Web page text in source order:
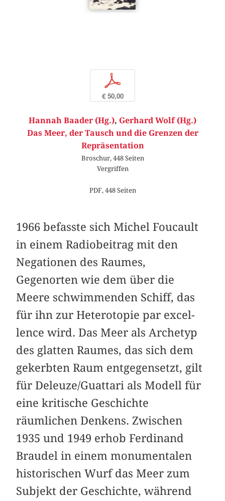
p
€ 50,00
Hannah Baader (Hg.), Gerhard Wolf (Hg.)
Das Meer, der Tausch und die Grenzen der
Repräsentation
Broschur, 448 Seiten
Vergriffen
PDF, 448 Seiten
1966 befasste sich Michel Foucault
in einem Radiobeitrag mit den
Negationen des Raumes,
Gegenorten wie dem über die
Meere schwimmenden Schiff, das
für ihn zur Heterotopie par excel­
lence wird. Das Meer als Archetyp
des glatten Raumes, das sich dem
gekerbten Raum entgegensetzt, gilt
für Deleuze/Guattari als Modell für
eine kritische Geschichte
räumlichen Denkens. Zwischen
1935 und 1949 erhob Ferdinand
Braudel in einem monumentalen
historischen Wurf das Meer zum
Subjekt der Geschichte, während